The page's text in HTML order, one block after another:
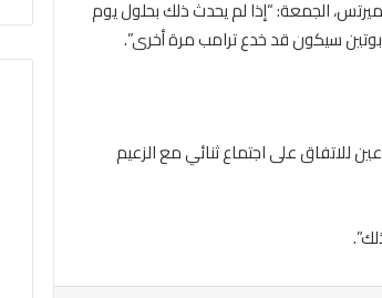
الجمعة: “إذا لم يحدث ذلك بحلول يوم
بوتين سيكون قد خدع ترامب مرة أخرى”.
للاتفاق على اجتماع ثنائي مع الزعيم